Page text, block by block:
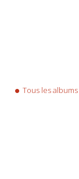
Tous les albums